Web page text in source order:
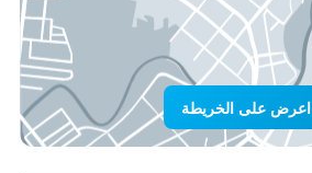
اعرض على الخريطة